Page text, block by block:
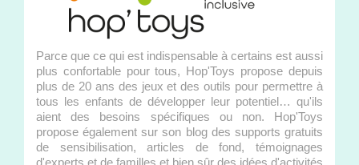
Parce que ce qui est indispensable à certains est aussi
plus confortable pour tous, Hop'Toys propose depuis
plus de 20 ans des jeux et des outils pour permettre à
tous les enfants de développer leur potentiel… qu'ils
aient des besoins spécifiques ou non. Hop'Toys
propose également sur son blog des supports gratuits
de sensibilisation, articles de fond, témoignages